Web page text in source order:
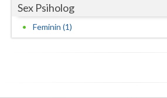
Ilfov
Maramures
Sex Psiholog
Feminin (1)